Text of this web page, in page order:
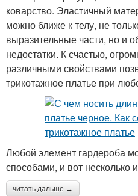
коварство. Эластичный
можно ближе к телу, не
выразительные части, но и
недостатки. К счастью,
различными свойствами
трикотажное платье при
Любой элемент гардероба
способами, и вот несколько
читать дальше →